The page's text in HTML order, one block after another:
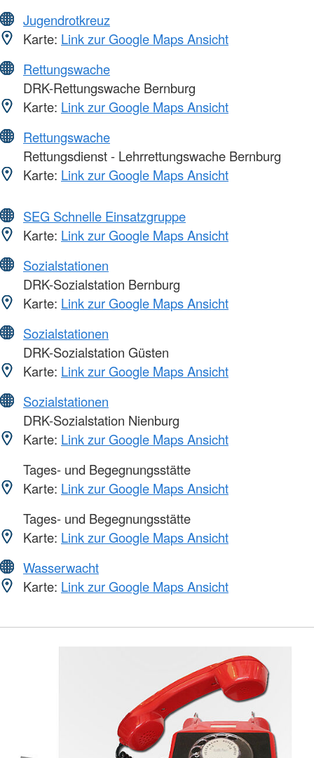
Jugendrotkreuz
Karte: Link zur Google Maps Ansicht
Rettungswache
DRK-Rettungswache Bernburg
Karte: Link zur Google Maps Ansicht
Rettungswache
Rettungsdienst - Lehrrettungswache Bernburg
Karte: Link zur Google Maps Ansicht
SEG Schnelle Einsatzgruppe
Karte: Link zur Google Maps Ansicht
Sozialstationen
DRK-Sozialstation Bernburg
Karte: Link zur Google Maps Ansicht
Sozialstationen
DRK-Sozialstation Güsten
Karte: Link zur Google Maps Ansicht
Sozialstationen
DRK-Sozialstation Nienburg
Karte: Link zur Google Maps Ansicht
Tages- und Begegnungsstätte
Karte: Link zur Google Maps Ansicht
Tages- und Begegnungsstätte
Karte: Link zur Google Maps Ansicht
Wasserwacht
Karte: Link zur Google Maps Ansicht